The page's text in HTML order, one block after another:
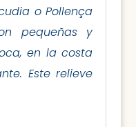
o Pollença
pequeñas y
en la costa
Este relieve